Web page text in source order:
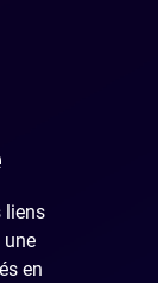
liens
une
en